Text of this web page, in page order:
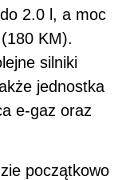
2.0 l, a moc
KM).
silniki
jednostka
e-gaz oraz
początkowo